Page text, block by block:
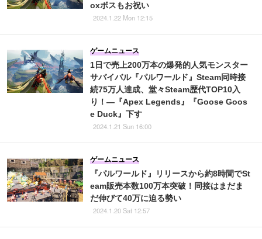
oxボスもお祝い
2024.1.22 Mon 12:15
1日で売上200万本の爆発的人気モンスター
サバイバル『パルワールド』Steam同時接
続75万人達成、堂々Steam歴代TOP10入
り！―『Apex Legends』『Goose Goos
e Duck』下す
ゲームニュース
2024.1.21 Sun 16:00
『パルワールド』リリースから約8時間でSt
eam販売本数100万本突破！同接はまだま
だ伸びて40万に迫る勢い
ゲームニュース
2024.1.20 Sat 12:57